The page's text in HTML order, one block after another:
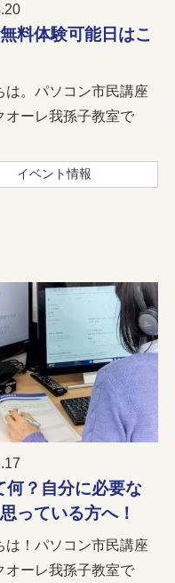
料体験可能日はこ
は。パソコン市民講座
オーレ我孫子教室で
イベント情報
何？自分に必要な
っている方へ！
は！パソコン市民講座
オーレ我孫子教室で